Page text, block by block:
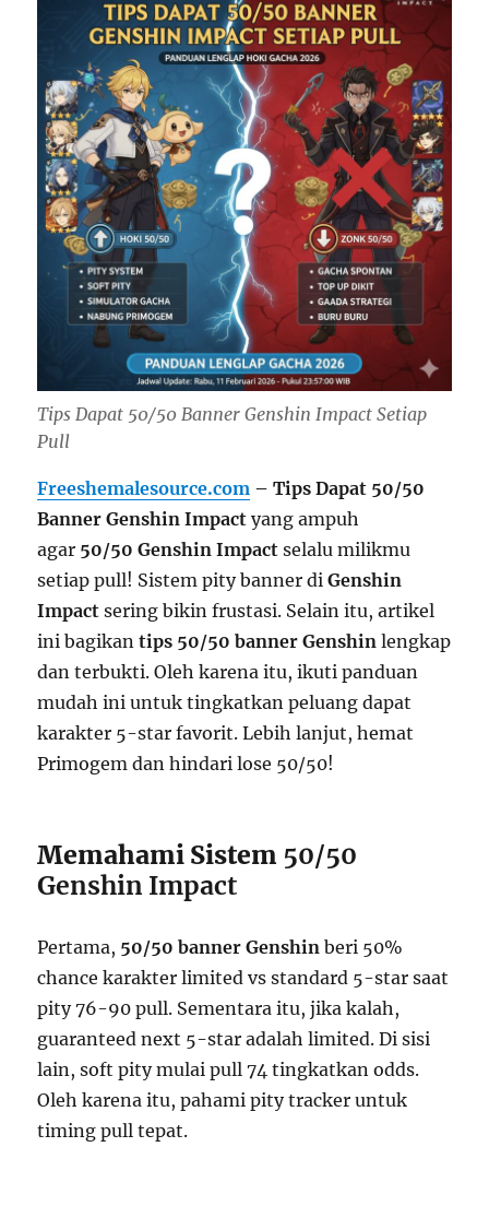
Tips Dapat 50/50 Banner Genshin Impact Setiap
Pull
Freeshemalesource.com – Tips Dapat 50/50
Banner Genshin Impact yang ampuh
agar 50/50 Genshin Impact selalu milikmu
setiap pull! Sistem pity banner diGenshin
Impact sering bikin frustasi. Selain itu, artikel
ini bagikantips 50/50 banner Genshin lengkap
dan terbukti. Oleh karena itu, ikuti panduan
mudah ini untuk tingkatkan peluang dapat
karakter 5-star favorit. Lebih lanjut, hemat
Primogem dan hindari lose 50/50!
Memahami Sistem 50/50
Genshin Impact
Pertama, 50/50 banner Genshin beri 50%
chance karakter limited vs standard 5-star saat
pity 76-90 pull. Sementara itu, jika kalah,
guaranteed next 5-star adalah limited. Di sisi
lain, soft pity mulai pull 74 tingkatkan odds.
Oleh karena itu, pahami pity tracker untuk
timing pull tepat.